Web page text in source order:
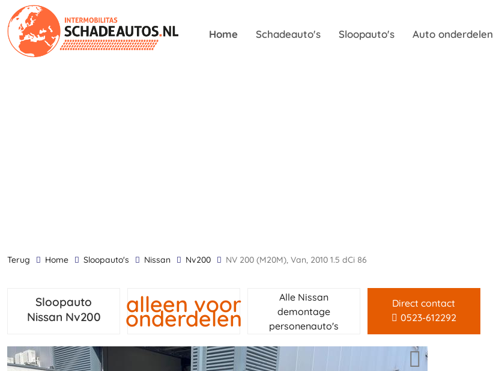
Home Schadeauto's Sloopauto's Auto onderdelen
terug Home Sloopauto's Nissan Nv200 NV 200 (M20M), Van, 2010 1.5 dCi 86
Sloopauto
Nissan Nv200
alleen voor
onderdelen
Alle Nissan
demontage
personenauto's
Direct contact
0523-612292